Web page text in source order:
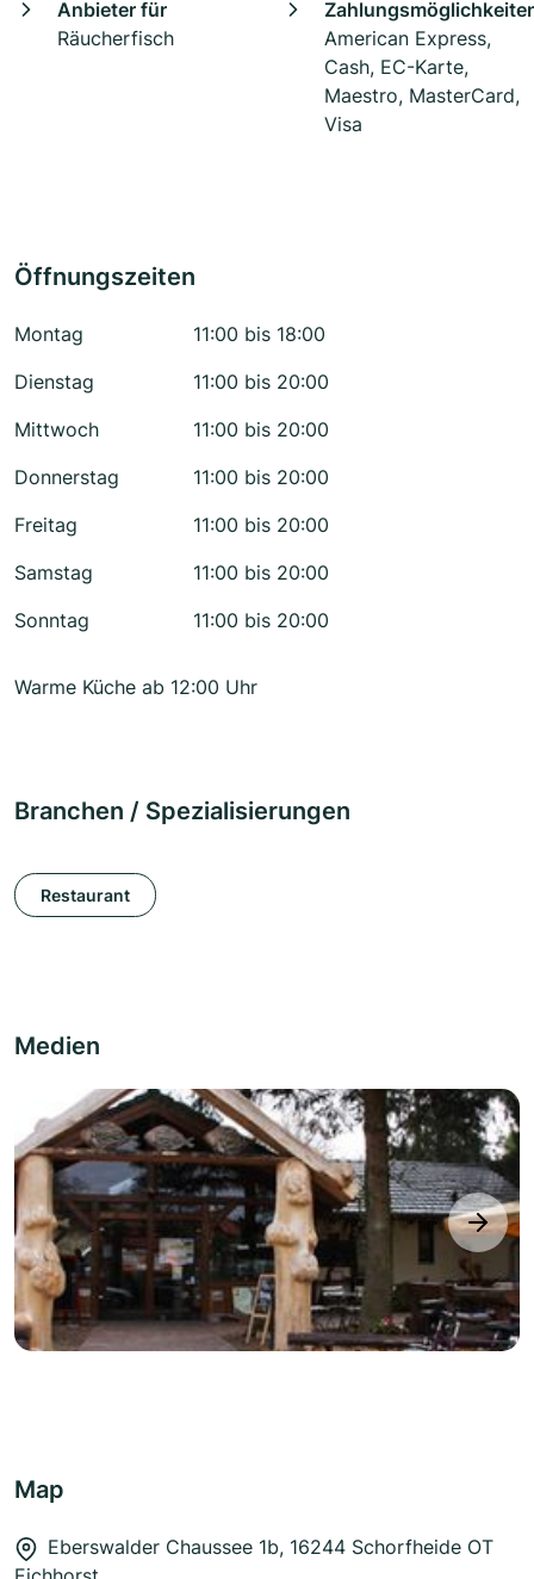
Anbieter für
Räucherfisch
American Express,
Cash, EC-Karte,
Maestro, MasterCard,
Visa
Öffnungszeiten
Montag
11:00 bis 18:00
Dienstag
11:00 bis 20:00
Mittwoch
11:00 bis 20:00
Donnerstag
11:00 bis 20:00
Freitag
11:00 bis 20:00
Samstag
11:00 bis 20:00
Sonntag
11:00 bis 20:00
Warme Küche ab 12:00 Uhr
Branchen / Spezialisierungen
Restaurant
Medien
next
Map
Eberswalder Chaussee 1b, 16244 Schorfheide OT